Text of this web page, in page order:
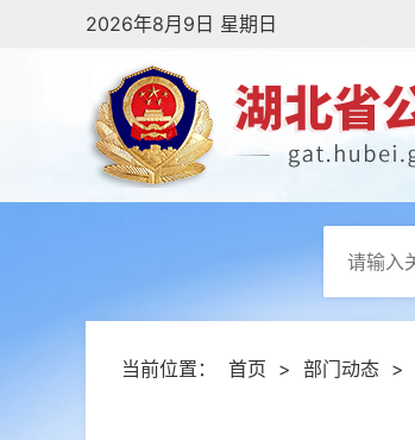
2026年8月9日 星期日
当前位置： 首页 > 部门动态 >